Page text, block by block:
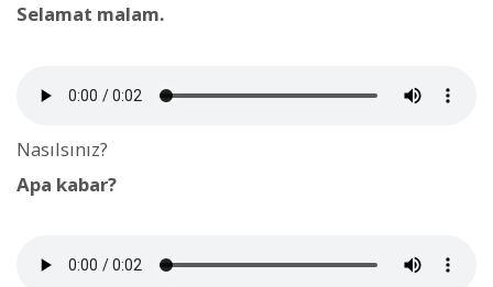
Selamat malam.
Nasılsınız?
Apa kabar?